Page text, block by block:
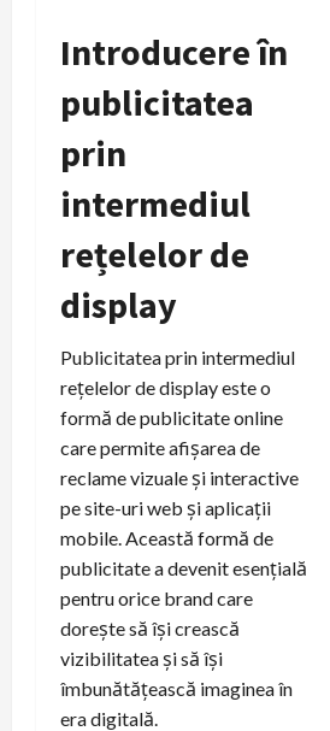
Introducere în
publicitatea
prin
intermediul
rețelelor de
display
Publicitatea prin intermediul
rețelelor de display este o
formă de publicitate online
care permite afișarea de
reclame vizuale și interactive
pe site-uri web și aplicații
mobile. Această formă de
publicitate a devenit esențială
pentru orice brand care
dorește să își crească
vizibilitatea și să își
îmbunătățească imaginea în
era digitală.